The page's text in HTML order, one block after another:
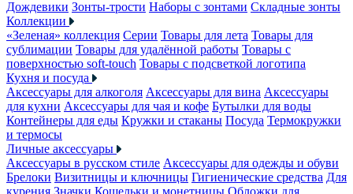
Дождевики Зонты-трости Наборы с зонтами Складные зонты
Коллекции
«Зеленая» коллекция Серии Товары для лета Товары для
сублимации Товары для удалённой работы Товары с
поверхностью soft-touch Товары с подсветкой логотипа
Кухня и посуда
Аксессуары для алкоголя Аксессуары для вина Аксессуары
для кухни Аксессуары для чая и кофе Бутылки для воды
Контейнеры для еды Кружки и стаканы Посуда Термокружки
и термосы
Личные аксессуары
Аксессуары в русском стиле Аксессуары для одежды и обуви
Брелоки Визитницы и ключницы Гигиенические средства Для
курения Значки Кошельки и монетницы Обложки для